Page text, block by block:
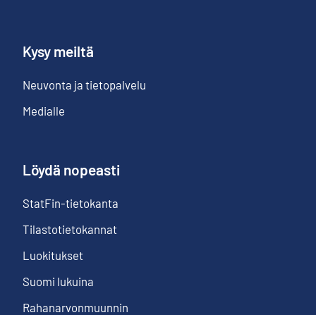
Kysy meiltä
Neuvonta ja tietopalvelu
Medialle
Löydä nopeasti
StatFin-tietokanta
Tilastotietokannat
Luokitukset
Suomi lukuina
Rahanarvonmuunnin